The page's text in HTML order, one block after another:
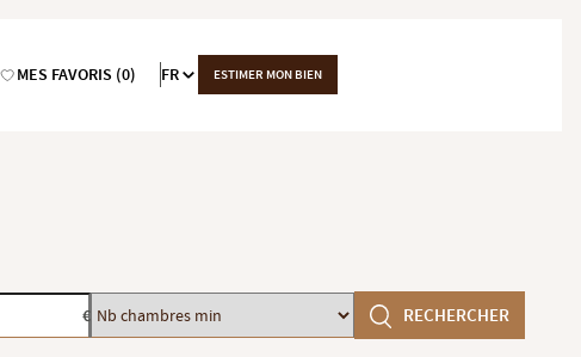
MES FAVORIS (0) FR ESTIMER MON BIEN
di-Lota (20200), Taglio-Isolaccio (20230)
€ Nb
chambres
RECHERCHER